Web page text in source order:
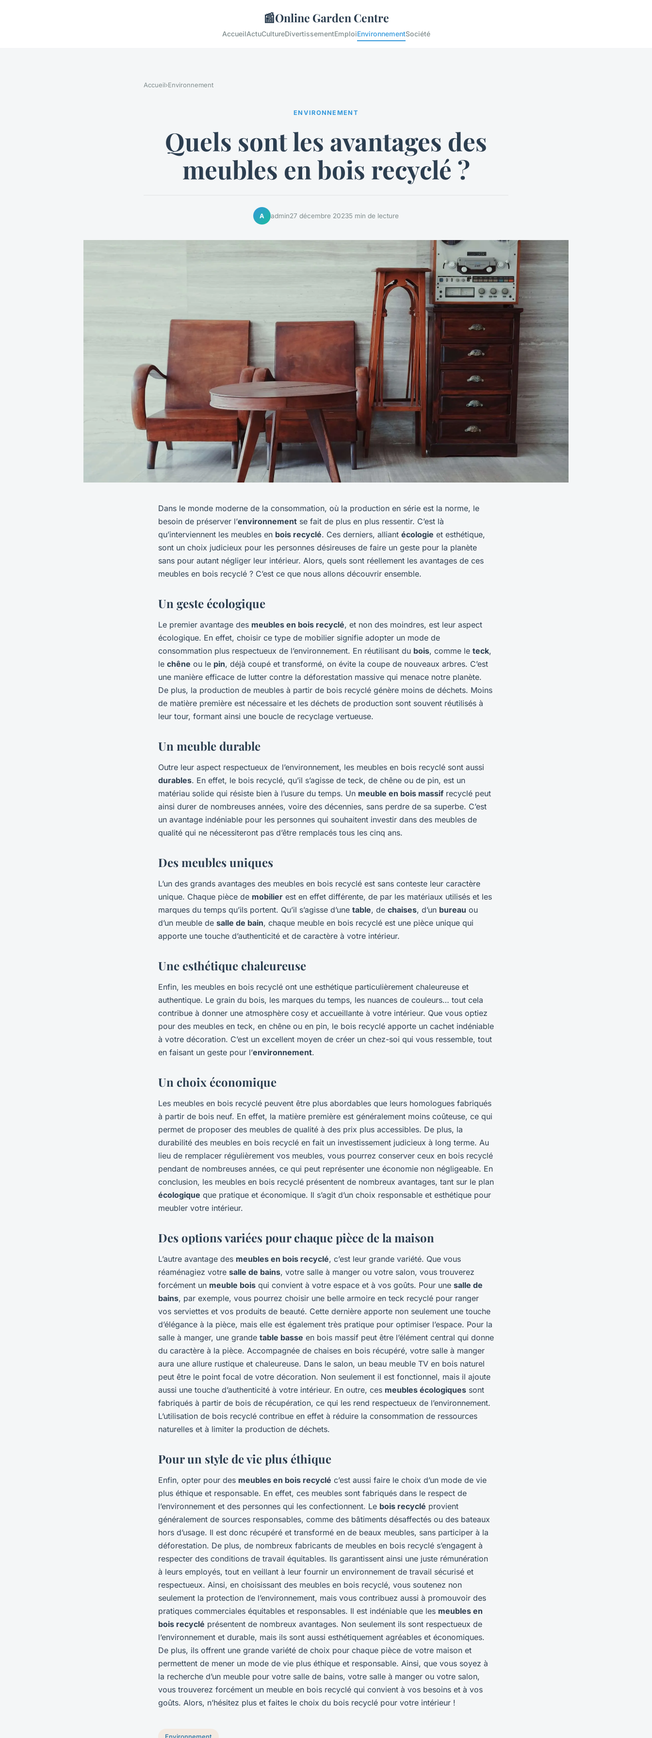
📰Online Garden Centre
AccueilActuCultureDivertissementEmploiEnvironnementSociété
Accueil›Environnement
ENVIRONNEMENT
Quels sont les avantages des
meubles en bois recyclé ?
A admin27 décembre 20235 min de lecture
Dans le monde moderne de la consommation, où la production en série est la norme, le
besoin de préserver l’environnement se fait de plus en plus ressentir. C’est là
qu’interviennent les meubles en bois recyclé. Ces derniers, alliant écologie et esthétique,
sont un choix judicieux pour les personnes désireuses de faire un geste pour la planète
sans pour autant négliger leur intérieur. Alors, quels sont réellement les avantages de ces
meubles en bois recyclé ? C’est ce que nous allons découvrir ensemble.
Un geste écologique
Le premier avantage des meubles en bois recyclé, et non des moindres, est leur aspect
écologique. En effet, choisir ce type de mobilier signifie adopter un mode de
consommation plus respectueux de l’environnement. En réutilisant du bois, comme le teck,
le chêne ou le pin, déjà coupé et transformé, on évite la coupe de nouveaux arbres. C’est
une manière efficace de lutter contre la déforestation massive qui menace notre planète.
De plus, la production de meubles à partir de bois recyclé génère moins de déchets. Moins
de matière première est nécessaire et les déchets de production sont souvent réutilisés à
leur tour, formant ainsi une boucle de recyclage vertueuse.
Un meuble durable
Outre leur aspect respectueux de l’environnement, les meubles en bois recyclé sont aussi
durables. En effet, le bois recyclé, qu’il s’agisse de teck, de chêne ou de pin, est un
matériau solide qui résiste bien à l’usure du temps. Un meuble en bois massif recyclé peut
ainsi durer de nombreuses années, voire des décennies, sans perdre de sa superbe. C’est
un avantage indéniable pour les personnes qui souhaitent investir dans des meubles de
qualité qui ne nécessiteront pas d’être remplacés tous les cinq ans.
Des meubles uniques
L’un des grands avantages des meubles en bois recyclé est sans conteste leur caractère
unique. Chaque pièce de mobilier est en effet différente, de par les matériaux utilisés et les
marques du temps qu’ils portent. Qu’il s’agisse d’une table, de chaises, d’un bureau ou
d’un meuble de salle de bain, chaque meuble en bois recyclé est une pièce unique qui
apporte une touche d’authenticité et de caractère à votre intérieur.
Une esthétique chaleureuse
Enfin, les meubles en bois recyclé ont une esthétique particulièrement chaleureuse et
authentique. Le grain du bois, les marques du temps, les nuances de couleurs… tout cela
contribue à donner une atmosphère cosy et accueillante à votre intérieur. Que vous optiez
pour des meubles en teck, en chêne ou en pin, le bois recyclé apporte un cachet indéniable
à votre décoration. C’est un excellent moyen de créer un chez-soi qui vous ressemble, tout
en faisant un geste pour l’environnement.
Un choix économique
Les meubles en bois recyclé peuvent être plus abordables que leurs homologues fabriqués
à partir de bois neuf. En effet, la matière première est généralement moins coûteuse, ce qui
permet de proposer des meubles de qualité à des prix plus accessibles. De plus, la
durabilité des meubles en bois recyclé en fait un investissement judicieux à long terme. Au
lieu de remplacer régulièrement vos meubles, vous pourrez conserver ceux en bois recyclé
pendant de nombreuses années, ce qui peut représenter une économie non négligeable. En
conclusion, les meubles en bois recyclé présentent de nombreux avantages, tant sur le plan
écologique que pratique et économique. Il s’agit d’un choix responsable et esthétique pour
meubler votre intérieur.
Des options variées pour chaque pièce de la maison
L’autre avantage des meubles en bois recyclé, c’est leur grande variété. Que vous
réaménagiez votre salle de bains, votre salle à manger ou votre salon, vous trouverez
forcément un meuble bois qui convient à votre espace et à vos goûts. Pour une salle de
bains, par exemple, vous pourrez choisir une belle armoire en teck recyclé pour ranger
vos serviettes et vos produits de beauté. Cette dernière apporte non seulement une touche
d’élégance à la pièce, mais elle est également très pratique pour optimiser l’espace. Pour la
salle à manger, une grande table basse en bois massif peut être l’élément central qui donne
du caractère à la pièce. Accompagnée de chaises en bois récupéré, votre salle à manger
aura une allure rustique et chaleureuse. Dans le salon, un beau meuble TV en bois naturel
peut être le point focal de votre décoration. Non seulement il est fonctionnel, mais il ajoute
aussi une touche d’authenticité à votre intérieur. En outre, ces meubles écologiques sont
fabriqués à partir de bois de récupération, ce qui les rend respectueux de l’environnement.
L’utilisation de bois recyclé contribue en effet à réduire la consommation de ressources
naturelles et à limiter la production de déchets.
Pour un style de vie plus éthique
Enfin, opter pour des meubles en bois recyclé c’est aussi faire le choix d’un mode de vie
plus éthique et responsable. En effet, ces meubles sont fabriqués dans le respect de
l’environnement et des personnes qui les confectionnent. Le bois recyclé provient
généralement de sources responsables, comme des bâtiments désaffectés ou des bateaux
hors d’usage. Il est donc récupéré et transformé en de beaux meubles, sans participer à la
déforestation. De plus, de nombreux fabricants de meubles en bois recyclé s’engagent à
respecter des conditions de travail équitables. Ils garantissent ainsi une juste rémunération
à leurs employés, tout en veillant à leur fournir un environnement de travail sécurisé et
respectueux. Ainsi, en choisissant des meubles en bois recyclé, vous soutenez non
seulement la protection de l’environnement, mais vous contribuez aussi à promouvoir des
pratiques commerciales équitables et responsables. Il est indéniable que les meubles en
bois recyclé présentent de nombreux avantages. Non seulement ils sont respectueux de
l’environnement et durable, mais ils sont aussi esthétiquement agréables et économiques.
De plus, ils offrent une grande variété de choix pour chaque pièce de votre maison et
permettent de mener un mode de vie plus éthique et responsable. Ainsi, que vous soyez à
la recherche d’un meuble pour votre salle de bains, votre salle à manger ou votre salon,
vous trouverez forcément un meuble en bois recyclé qui convient à vos besoins et à vos
goûts. Alors, n’hésitez plus et faites le choix du bois recyclé pour votre intérieur !